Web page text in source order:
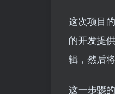
这次项目
的开发提
辑，然后
这一步骤